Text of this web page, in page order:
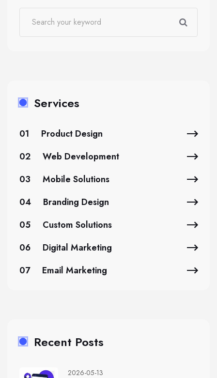
Services
01
Product Design
02
Web Development
03
Mobile Solutions
04
Branding Design
05
Custom Solutions
06
Digital Marketing
07
Email Marketing
Recent Posts
2026-05-13